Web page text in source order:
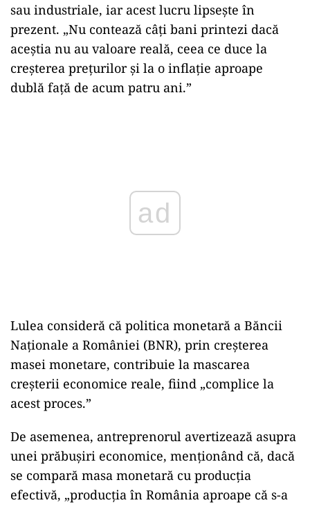
sau industriale, iar acest lucru lipsește în
prezent. „Nu contează câți bani printezi dacă
aceștia nu au valoare reală, ceea ce duce la
creșterea prețurilor și la o inflație aproape
dublă față de acum patru ani.”
ad
Lulea consideră că politica monetară a Băncii
Naționale a României (BNR), prin creșterea
masei monetare, contribuie la mascarea
creșterii economice reale, fiind „complice la
acest proces.”
De asemenea, antreprenorul avertizează asupra
unei prăbușiri economice, menționând că, dacă
se compară masa monetară cu producția
efectivă, „producția în România aproape că s-a